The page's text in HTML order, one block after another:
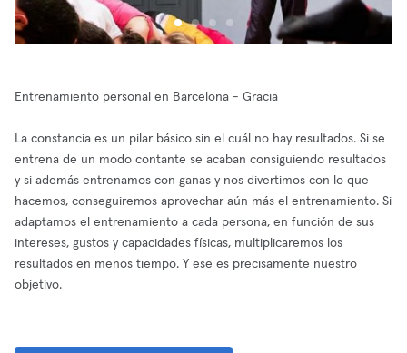
Entrenamiento personal en Barcelona - Gracia
La constancia es un pilar básico sin el cuál no hay resultados. Si se
entrena de un modo contante se acaban consiguiendo resultados
y si además entrenamos con ganas y nos divertimos con lo que
hacemos, conseguiremos aprovechar aún más el entrenamiento. Si
adaptamos el entrenamiento a cada persona, en función de sus
intereses, gustos y capacidades físicas, multiplicaremos los
resultados en menos tiempo. Y ese es precisamente nuestro
objetivo.